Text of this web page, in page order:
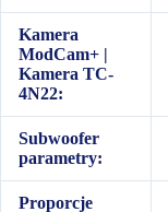
Kamera
ModCam+ |
Kamera TC-
4N22:
Subwoofer
parametry:
Proporcje